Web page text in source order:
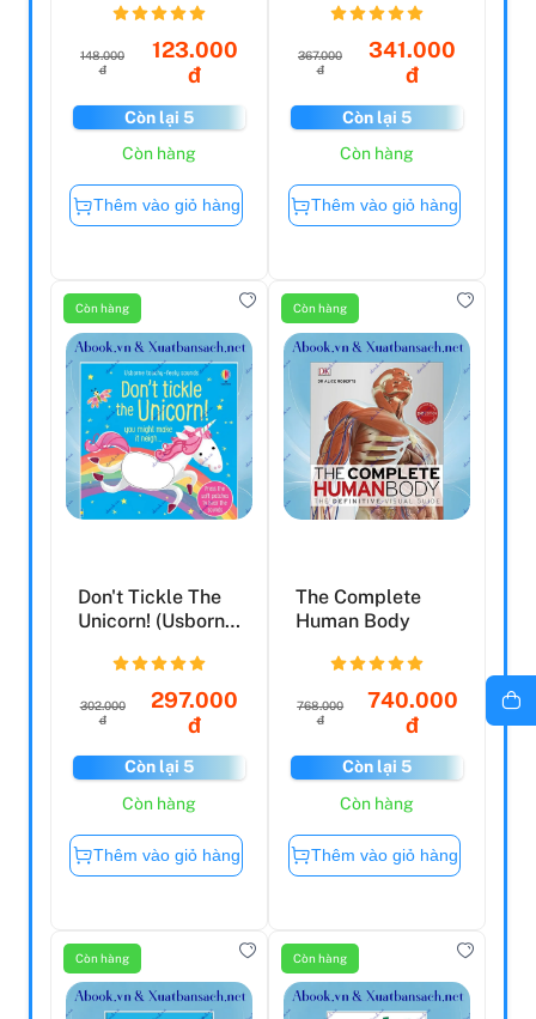
Gramm...
148.000
đ
123.000
đ
Còn lại 5
Còn hàng
Thêm vào giỏ hàng
Best...
367.000
đ
341.000
đ
Còn lại 5
Còn hàng
Thêm vào giỏ hàng
Còn hàng
Don't Tickle The
Unicorn! (Usborne
So...
302.000
đ
297.000
đ
Còn lại 5
Còn hàng
Thêm vào giỏ hàng
Còn hàng
The Complete
Human Body
768.000
đ
740.000
đ
Còn lại 5
Còn hàng
Thêm vào giỏ hàng
Còn hàng Còn hàng